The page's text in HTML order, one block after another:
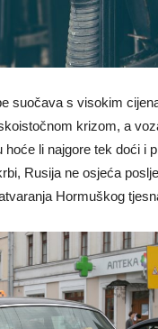
suočava s visokim
krizom, a
hoće li najgore tek doći i
Rusija ne osjeća
Hormuškog